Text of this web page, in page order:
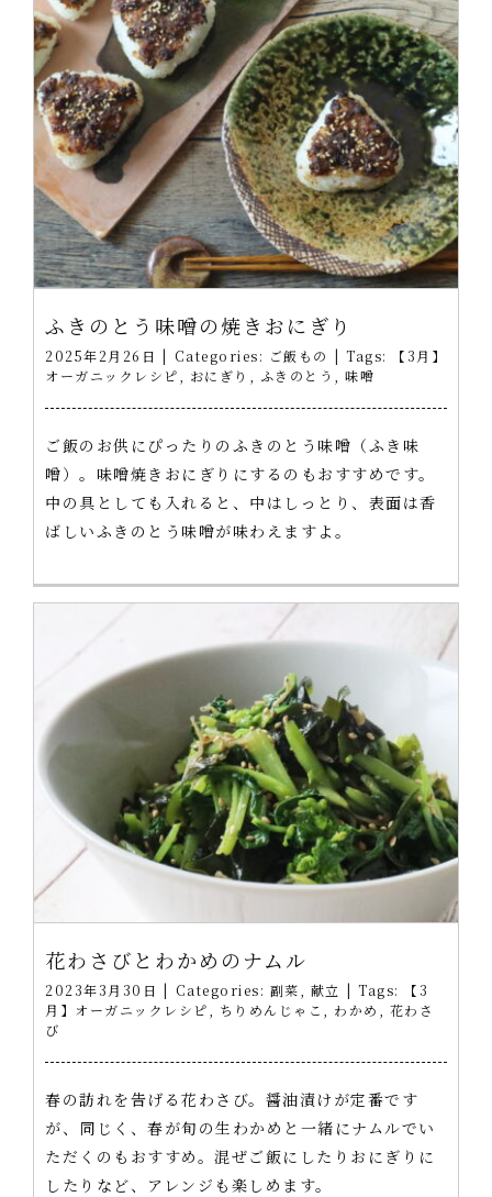
ふきのとう味噌の焼きおにぎり
2025年2月26日 | Categories: ご飯もの | Tags:
【3月】
オーガニックレシピ
おにぎり ふきのとう 味噌
ご飯のお供にぴったりのふきのとう味噌（ふき味
噌）。味噌焼きおにぎりにするのもおすすめです。
中の具としても入れると、中はしっとり、表面は香
ばしいふきのとう味噌が味わえますよ。
花わさびとわかめのナムル
2023年3月30日 | Categories: 副菜 献立 | Tags:
【3
月】オーガニックレシピ
ちりめんじゃこ わかめ
花わさ
び
春の訪れを告げる花わさび。醤油漬けが定番です
が、同じく、春が旬の生わかめと一緒にナムルでい
ただくのもおすすめ。混ぜご飯にしたりおにぎりに
したりなど、アレンジも楽しめます。